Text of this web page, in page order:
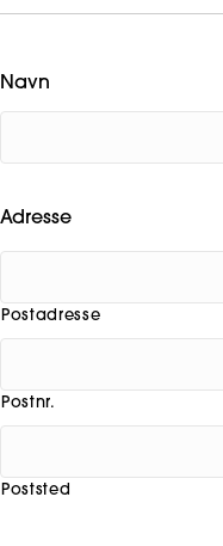
Navn
Adresse
Postadresse
Postnr.
Poststed